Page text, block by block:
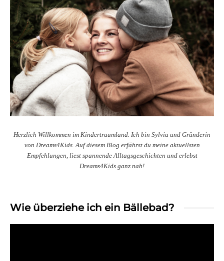
Herzlich Willkommen im Kindertraumland. Ich bin Sylvia und Gründerin
von Dreams4Kids. Auf diesem Blog erfährst du meine aktuellsten
Empfehlungen, liest spannende Alltagsgeschichten und erlebst
Dreams4Kids ganz nah!
Wie überziehe ich ein Bällebad?